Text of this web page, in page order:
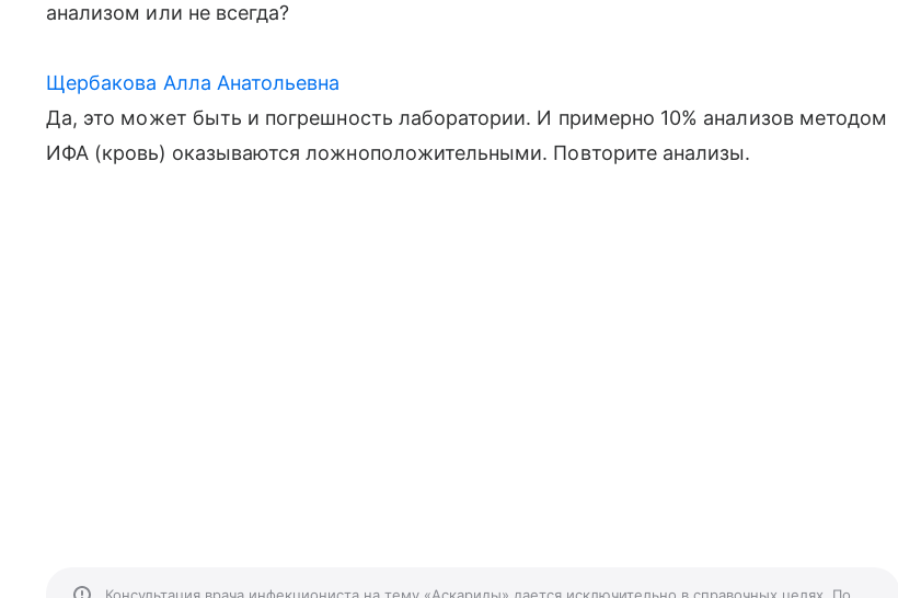
анализом или не всегда?
Щербакова Алла Анатольевна
Да, это может быть и погрешность лаборатории. И примерно 10% анализов методом
ИФА (кровь) оказываются ложноположительными. Повторите анализы.